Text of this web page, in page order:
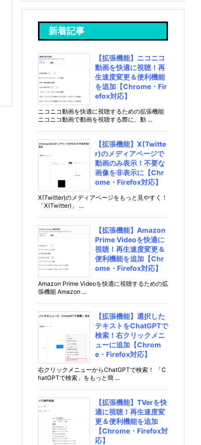
新着記事
【拡張機能】ニコニコ
動画を快適に視聴！再
生速度変更＆便利機能
を追加【Chrome・Fir
efox対応】
ニコニコ動画を快適に視聴するための拡張機能
ニコニコ動画で動画を視聴する際に、動 ...
【拡張機能】X(Twitte
r)のメディアページで
動画のみ表示！不要な
画像を非表示に【Chr
ome・Firefox対応】
X(Twitter)のメディアページをもっと見やすく！
「X(Twitter)」 ...
【拡張機能】Amazon
Prime Videoを快適に
視聴！再生速度変更＆
便利機能を追加【Chr
ome・Firefox対応】
Amazon Prime Videoを快適に視聴するための拡
張機能 Amazon ...
【拡張機能】選択した
テキストをChatGPTで
検索！右クリックメニ
ューに追加【Chrom
e・Firefox対応】
右クリックメニューからChatGPTで検索！ 「C
hatGPTで検索」をもっと簡 ...
【拡張機能】TVerを快
適に視聴！再生速度変
更＆便利機能を追加
【Chrome・Firefox対
応】